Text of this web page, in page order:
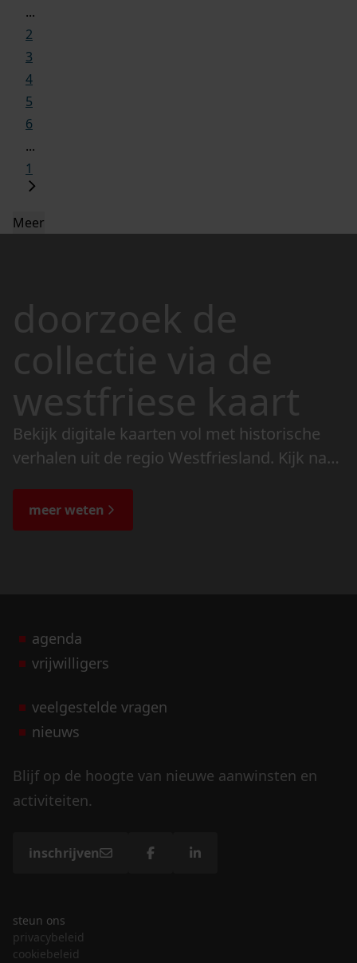
...
2
3
4
5
6
...
1
Meer
doorzoek de
collectie via de
westfriese kaart
Bekijk digitale kaarten vol met historische
verhalen uit de regio Westfriesland. Kijk naar
de bijzondere verhalen.
meer weten
agenda
vrijwilligers
veelgestelde vragen
nieuws
Blijf op de hoogte van nieuwe aanwinsten en
activiteiten.
inschrijven
steun ons
privacybeleid
cookiebeleid